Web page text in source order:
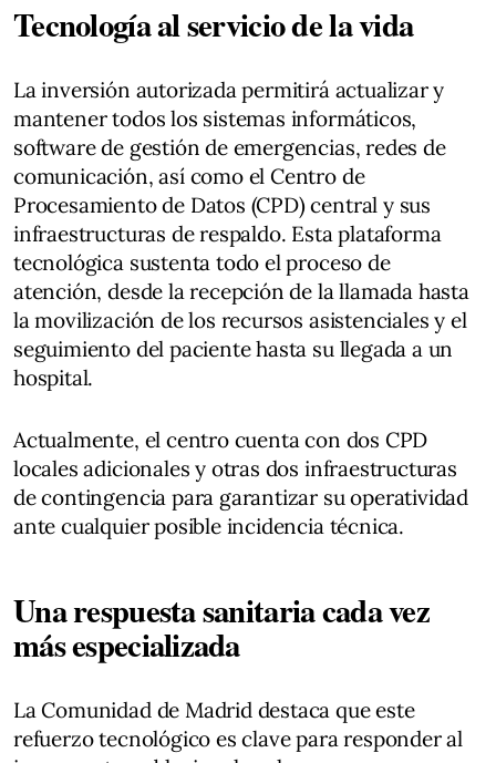
Tecnología al servicio de la vida
La inversión autorizada permitirá actualizar y
mantener todos los sistemas informáticos,
software de gestión de emergencias, redes de
comunicación, así como el Centro de
Procesamiento de Datos (CPD) central y sus
infraestructuras de respaldo. Esta plataforma
tecnológica sustenta todo el proceso de
atención, desde la recepción de la llamada hasta
la movilización de los recursos asistenciales y el
seguimiento del paciente hasta su llegada a un
hospital.
Actualmente, el centro cuenta con dos CPD
locales adicionales y otras dos infraestructuras
de contingencia para garantizar su operatividad
ante cualquier posible incidencia técnica.
Una respuesta sanitaria cada vez
más especializada
La Comunidad de Madrid destaca que este
refuerzo tecnológico es clave para responder al